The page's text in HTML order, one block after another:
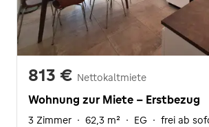
813 € Nettokaltmiete
Wohnung zur Miete - Erstbezug
3 Zimmer · 62,3 m² · EG · frei ab